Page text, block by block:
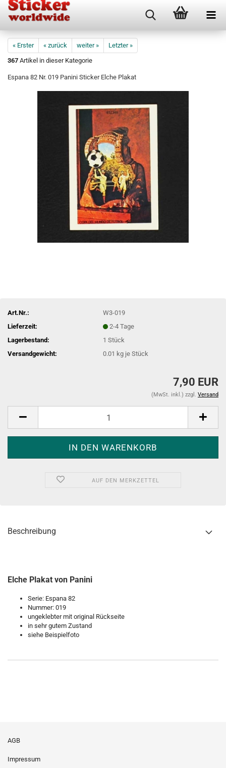
« Erster « zurück weiter »
Letzter »
367 Artikel in dieser Kategorie
Espana 82 Nr. 019 Panini Sticker Elche Plakat
Art.Nr.:
W3-019
Lieferzeit:
2-4 Tage
Lagerbestand:
1Stück
Versandgewicht:
0.01 kg je Stück
7,90 EUR
(MwSt. inkl.) zzgl. Versand
AUF DEN MERKZETTEL
Beschreibung
Elche Plakat von Panini
Serie: Espana 82
Nummer: 019
ungeklebter mit original Rückseite
in sehr gutem Zustand
siehe Beispielfoto
AGB
Impressum